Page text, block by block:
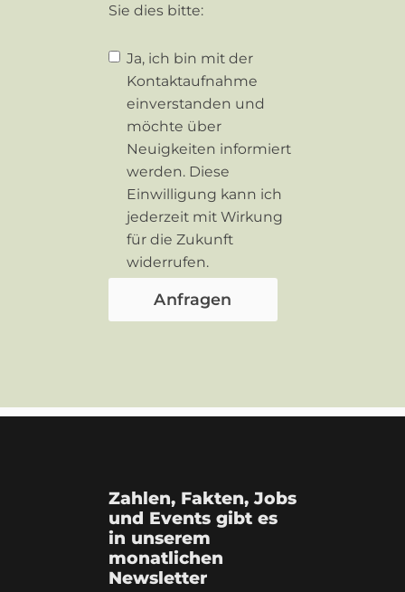
Sie dies bitte:
Ja, ich bin mit der
Kontaktaufnahme
einverstanden und
möchte über
Neuigkeiten informiert
werden. Diese
Einwilligung kann ich
jederzeit mit Wirkung
für die Zukunft
widerrufen.
Zahlen, Fakten, Jobs
und Events gibt es
in unserem
monatlichen
Newsletter